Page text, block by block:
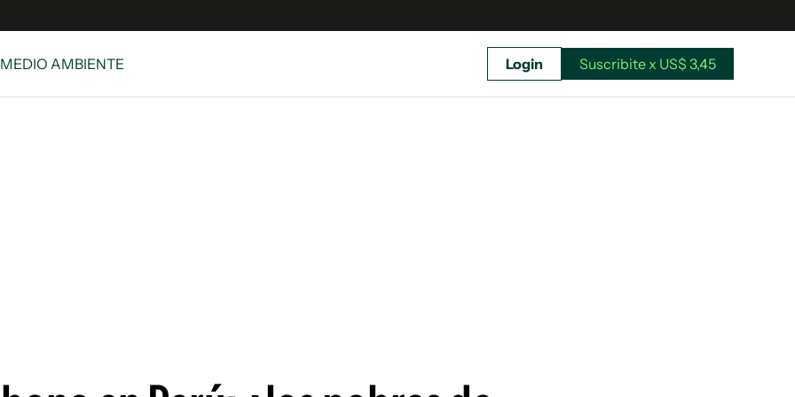
AMBIENTE Login Suscribite x US$ 3,45